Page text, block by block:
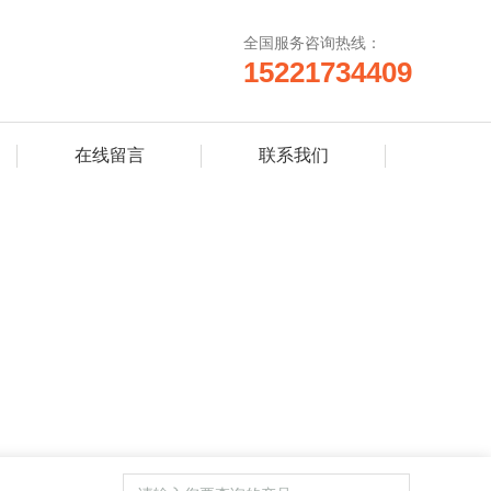
全国服务咨询热线：
15221734409
在线留言 联系我们